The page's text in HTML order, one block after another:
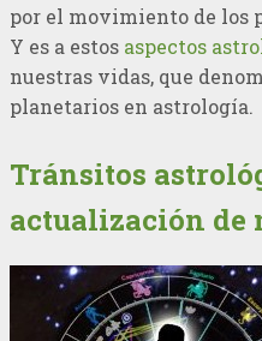
por el movimiento de los
Y es a estos aspectos
nuestras vidas, que
planetarios en astrología.
Tránsitos
actualización de